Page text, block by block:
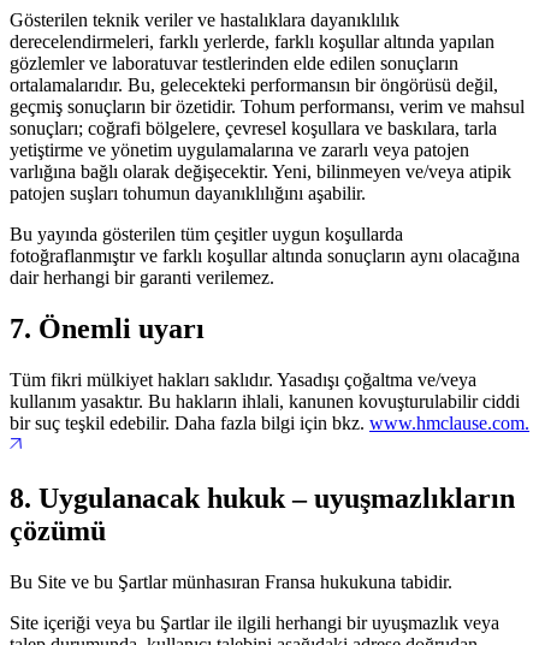
Gösterilen teknik veriler ve hastalıklara dayanıklılık
derecelendirmeleri, farklı yerlerde, farklı koşullar altında yapılan
gözlemler ve laboratuvar testlerinden elde edilen sonuçların
ortalamalarıdır. Bu, gelecekteki performansın bir öngörüsü değil,
geçmiş sonuçların bir özetidir. Tohum performansı, verim ve mahsul
sonuçları; coğrafi bölgelere, çevresel koşullara ve baskılara, tarla
yetiştirme ve yönetim uygulamalarına ve zararlı veya patojen
varlığına bağlı olarak değişecektir. Yeni, bilinmeyen ve/veya atipik
patojen suşları tohumun dayanıklılığını aşabilir.
Bu yayında gösterilen tüm çeşitler uygun koşullarda
fotoğraflanmıştır ve farklı koşullar altında sonuçların aynı olacağına
dair herhangi bir garanti verilemez.
7. Önemli uyarı
Tüm fikri mülkiyet hakları saklıdır. Yasadışı çoğaltma ve/veya
kullanım yasaktır. Bu hakların ihlali, kanunen kovuşturulabilir ciddi
bir suç teşkil edebilir. Daha fazla bilgi için bkz. www.hmclause.com.
8. Uygulanacak hukuk – uyuşmazlıkların
çözümü
Bu Site ve bu Şartlar münhasıran Fransa hukukuna tabidir.
Site içeriği veya bu Şartlar ile ilgili herhangi bir uyuşmazlık veya